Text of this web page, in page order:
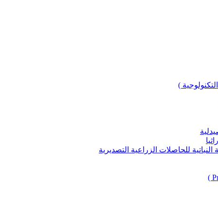
)
للحاصلات الزراعية التصديرية